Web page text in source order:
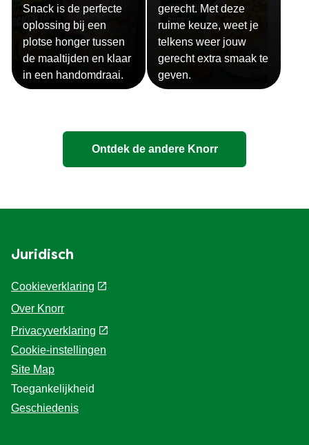
Snack is de perfecte
oplossing bij een
plotse honger tussen
de maaltijden en klaar
in een handomdraai.
gerecht. Met deze
ruime keuze, weet je
telkens weer jouw
gerecht extra smaak te
geven.
Ontdek de andere Knorr
Juridisch
Cookieverklaring
Over Knorr
Privacyverklaring
Cookie-instellingen
Site Map
Toegankelijkheid
Geschiedenis